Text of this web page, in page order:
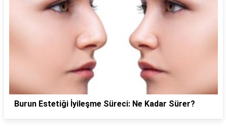
Burun Estetiği İyileşme Süreci: Ne Kadar Sürer?